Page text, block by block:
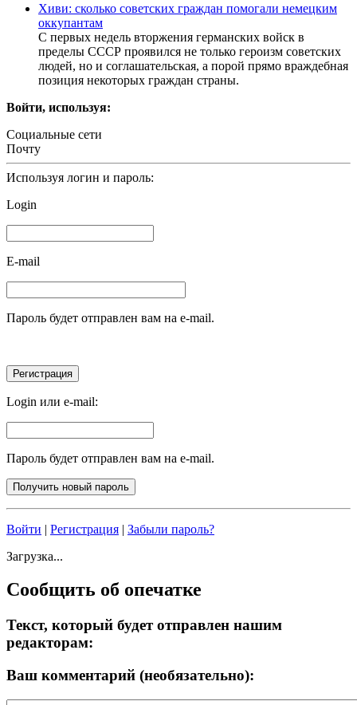
Хиви: сколько советских граждан помогали немецким
оккупантам
С первых недель вторжения германских войск в
пределы СССР проявился не только героизм советских
людей, но и соглашательская, а порой прямо враждебная
позиция некоторых граждан страны.
Войти, используя:
Социальные сети
Почту
Используя логин и пароль:
Login
E-mail
Пароль будет отправлен вам на e-mail.
Login или e-mail:
Пароль будет отправлен вам на e-mail.
Войти | Регистрация | Забыли пароль?
Загрузка...
Сообщить об опечатке
Текст, который будет отправлен нашим
редакторам:
Ваш комментарий (необязательно):